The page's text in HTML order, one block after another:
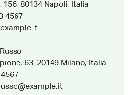
156, 80134 Napoli, Italia
4567
63, 20149 Milano, Italia